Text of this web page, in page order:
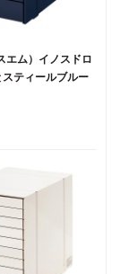
エム）イノスドロ
スティールブルー